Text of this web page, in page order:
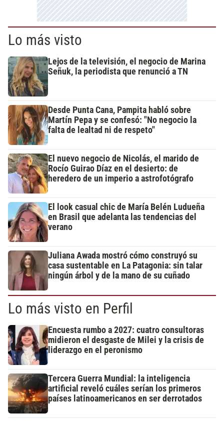
Lo más visto
Lejos de la televisión, el negocio de Marina
Señuk, la periodista que renunció a TN
Desde Punta Cana, Pampita habló sobre
Martín Pepa y se confesó: "No negocio la
falta de lealtad ni de respeto"
El nuevo negocio de Nicolás, el marido de
Rocío Guirao Díaz en el desierto: de
heredero de un imperio a astrofotógrafo
El look casual chic de María Belén Ludueña
en Brasil que adelanta las tendencias del
verano
Juliana Awada mostró cómo construyó su
casa sustentable en La Patagonia: sin talar
ningún árbol y de la mano de su cuñado
Lo más visto en Perfil
Encuesta rumbo a 2027: cuatro consultoras
midieron el desgaste de Milei y la crisis de
liderazgo en el peronismo
Tercera Guerra Mundial: la inteligencia
artificial reveló cuáles serían los primeros
países latinoamericanos en ser derrotados